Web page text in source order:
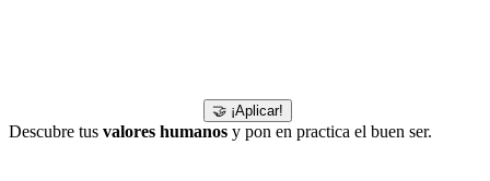
🤝 ¡Aplicar!
Descubre tus valores humanos y pon en practica el buen ser.